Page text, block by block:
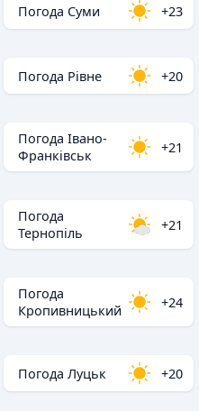
Погода Суми +23
Погода Рівне +20
Погода Івано-
Франківськ
+21
Погода
Тернопіль
+21
Погода
Кропивницький
+24
Погода Луцьк +20